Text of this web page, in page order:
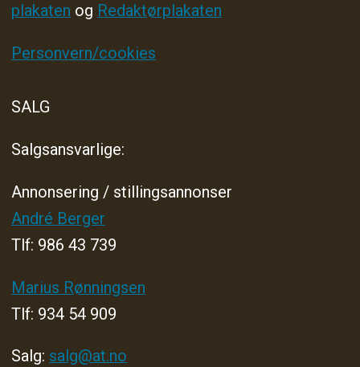
plakaten og Redaktørplakaten
Personvern/cookies
SALG
Salgsansvarlige:
Annonsering / stillingsannonser
André Berger
Tlf: 986 43 739
Marius Rønningsen
Tlf: 934 54 909
Salg: salg@at.no